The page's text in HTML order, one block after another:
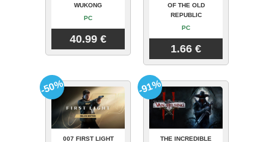
WUKONG
PC
40.99 €
OF THE OLD
REPUBLIC
PC
1.66 €
007 FIRST LIGHT
-50%
THE INCREDIBLE
-91%